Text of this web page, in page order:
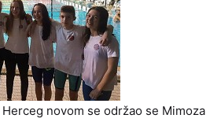
Herceg novom se održao se Mimoza